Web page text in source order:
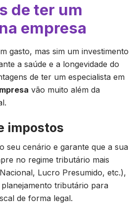
de ter um
empresa
gasto, mas sim um investimento
a saúde e a longevidade do
de ter um especialista em
vão muito além da
impostos
seu cenário e garante que a sua
no regime tributário mais
Lucro Presumido, etc.),
tributário para
de forma legal.